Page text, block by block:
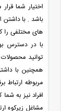
اختیار شما
باشد . با داشتن
های مختلفی را
با در دسترس
توانید
همچنین با
مربوطه ارتباط
افراد نیز به
مشاغل زیرکوه